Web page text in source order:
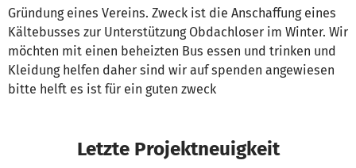
Gründung eines Vereins. Zweck ist die Anschaffung eines
Kältebusses zur Unterstützung Obdachloser im Winter. Wir
möchten mit einen beheizten Bus essen und trinken und
Kleidung helfen daher sind wir auf spenden angewiesen
bitte helft es ist für ein guten zweck
Letzte Projektneuigkeit